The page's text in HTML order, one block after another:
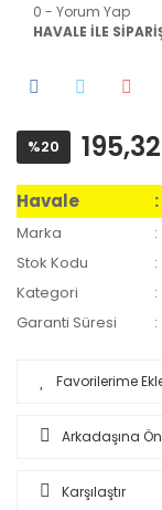
0 - Yorum Yap
HAVALE İLE
%20
Havale
Marka
Stok Kodu
Kategori
Garanti Süresi
Arkadaşına
Karşılaştır